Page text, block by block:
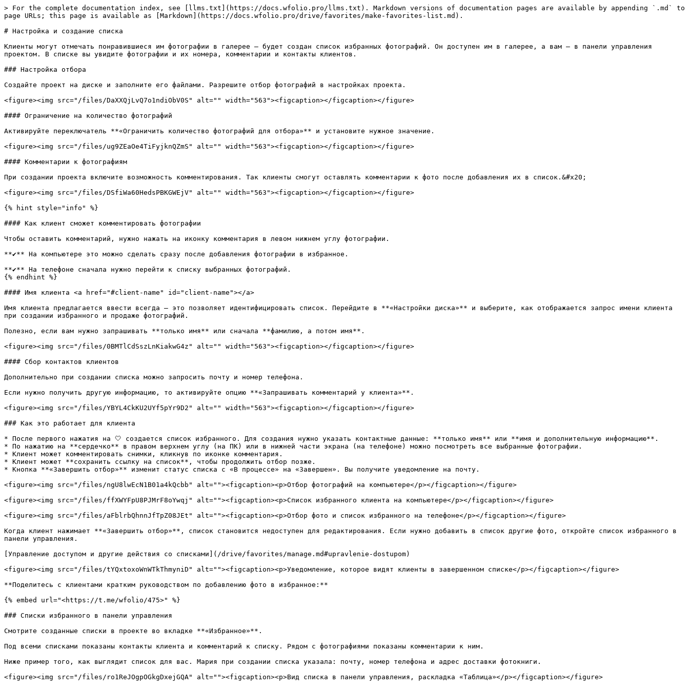
> For the complete documentation index, see [llms.txt](https://docs.wfolio.pro/llms.txt). Markdown versions of documentation pages are available by appending `.md` to
page URLs; this page is available as [Markdown](https://docs.wfolio.pro/drive/favorites/make-favorites-list.md).
# Настройка и создание списка
Клиенты могут отмечать понравившиеся им фотографии в галерее — будет создан список избранных фотографий. Он доступен им в галерее, а вам — в панели управления
проектом. В списке вы увидите фотографии и их номера, комментарии и контакты клиентов.
### Настройка отбора
Создайте проект на диске и заполните его файлами. Разрешите отбор фотографий в настройках проекта.
<figure><img src="/files/DaXXQjLvQ7o1ndiObV0S" alt="" width="563"><figcaption></figcaption></figure>
#### Ограничение на количество фотографий
Активируйте переключатель **«Ограничить количество фотографий для отбора»** и установите нужное значение.
<figure><img src="/files/ug9ZEaOe4TiFyjknQZmS" alt="" width="563"><figcaption></figcaption></figure>
#### Комментарии к фотографиям
При создании проекта включите возможность комментирования. Так клиенты смогут оставлять комментарии к фото после добавления их в список.&#x20;
<figure><img src="/files/DSfiWa60HedsPBKGWEjV" alt="" width="563"><figcaption></figcaption></figure>
{% hint style="info" %}
#### Как клиент сможет комментировать фотографии
Чтобы оставить комментарий, нужно нажать на иконку комментария в левом нижнем углу фотографии.
**✔** На компьютере это можно сделать сразу после добавления фотографии в избранное.
**✔** На телефоне сначала нужно перейти к списку выбранных фотографий.
{% endhint %}
#### Имя клиента <a href="#client-name" id="client-name"></a>
Имя клиента предлагается ввести всегда — это позволяет идентифицировать список. Перейдите в **«Настройки диска»** и выберите, как отображается запрос имени клиента
при создании избранного и продаже фотографий.
Полезно, если вам нужно запрашивать **только имя** или сначала **фамилию, а потом имя**.
<figure><img src="/files/0BMTlCdSszLnKiakwG4z" alt="" width="563"><figcaption></figcaption></figure>
#### Сбор контактов клиентов
Дополнительно при создании списка можно запросить почту и номер телефона.
Если нужно получить другую информацию, то активируйте опцию **«Запрашивать комментарий у клиента»**.
<figure><img src="/files/YBYL4CkKU2UYf5pYr9D2" alt="" width="563"><figcaption></figcaption></figure>
### Как это работает для клиента
* После первого нажатия на 🤍 создается список избранного. Для создания нужно указать контактные данные: **только имя** или **имя и дополнительную информацию**.
* По нажатию на **сердечко** в правом верхнем углу (на ПК) или в нижней части экрана (на телефоне) можно посмотреть все выбранные фотографии.
* Клиент может комментировать снимки, кликнув по иконке комментария.
* Клиент может **сохранить ссылку на список**, чтобы продолжить отбор позже.
* Кнопка **«Завершить отбор»** изменит статус списка с «В процессе» на «Завершен». Вы получите уведомление на почту.
<figure><img src="/files/ngU8lwEcN1B01a4kQcbb" alt=""><figcaption><p>Отбор фотографий на компьютере</p></figcaption></figure>
<figure><img src="/files/ffXWYFpU8PJMrF8oYwqj" alt=""><figcaption><p>Список избранного клиента на компьютере</p></figcaption></figure>
<figure><img src="/files/aFblrbQhnnJfTpZ08JEt" alt=""><figcaption><p>Отбор фото и список избранного на телефоне</p></figcaption></figure>
Когда клиент нажимает **«Завершить отбор»**, список становится недоступен для редактирования. Если нужно добавить в список другие фото, откройте список избранного в
панели управления.
[Управление доступом и другие действия со списками](/drive/favorites/manage.md#upravlenie-dostupom)
<figure><img src="/files/tYQxtoxoWnWTkThmyniD" alt=""><figcaption><p>Уведомление, которое видят клиенты в завершенном списке</p></figcaption></figure>
**Поделитесь с клиентами кратким руководством по добавлению фото в избранное:**
{% embed url="<https://t.me/wfolio/475>" %}
### Списки избранного в панели управления
Смотрите созданные списки в проекте во вкладке **«Избранное»**.
Под всеми списками показаны контакты клиента и комментарий к списку. Рядом с фотографиями показаны комментарии к ним.
Ниже пример того, как выглядит список для вас. Мария при создании списка указала: почту, номер телефона и адрес доставки фотокниги.
<figure><img src="/files/ro1ReJOgpOGkgDxejGQA" alt=""><figcaption><p>Вид списка в панели управления, раскладка «Таблица»</p></figcaption></figure>